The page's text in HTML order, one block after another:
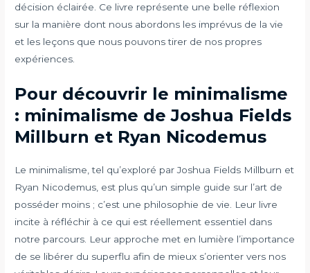
décision éclairée. Ce livre représente une belle réflexion
sur la manière dont nous abordons les imprévus de la vie
et les leçons que nous pouvons tirer de nos propres
expériences.
Pour découvrir le minimalisme
: minimalisme de Joshua Fields
Millburn et Ryan Nicodemus
Le minimalisme, tel qu’exploré par Joshua Fields Millburn et
Ryan Nicodemus, est plus qu’un simple guide sur l’art de
posséder moins ; c’est une philosophie de vie. Leur livre
incite à réfléchir à ce qui est réellement essentiel dans
notre parcours. Leur approche met en lumière l’importance
de se libérer du superflu afin de mieux s’orienter vers nos